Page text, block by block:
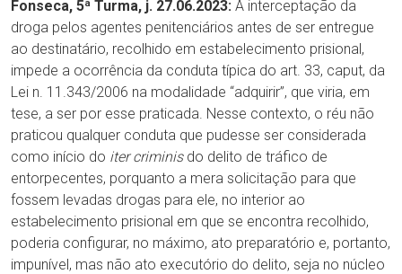
Fonseca, 5ª Turma, j. 27.06.2023: A interceptação da
droga pelos agentes penitenciários antes de ser entregue
ao destinatário, recolhido em estabelecimento prisional,
impede a ocorrência da conduta típica do art. 33, caput, da
Lei n. 11.343/2006 na modalidade “adquirir”, que viria, em
tese, a ser por esse praticada. Nesse contexto, o réu não
praticou qualquer conduta que pudesse ser considerada
como início do iter criminisdo delito de tráfico de
entorpecentes, porquanto a mera solicitação para que
fossem levadas drogas para ele, no interior ao
estabelecimento prisional em que se encontra recolhido,
poderia configurar, no máximo, ato preparatório e, portanto,
impunível, mas não ato executório do delito, seja no núcleo